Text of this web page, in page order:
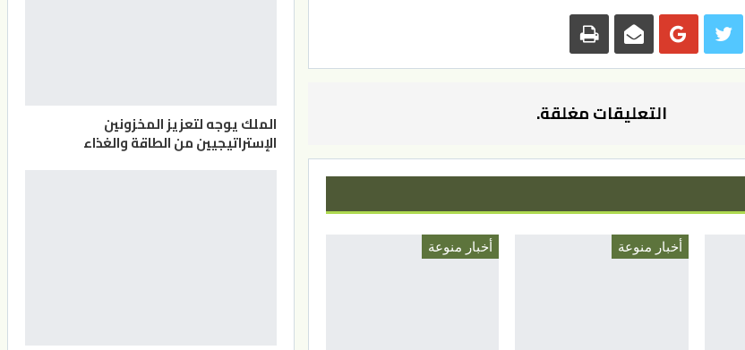
التعليقات مغلقة.
أخبار منوعة أخبار منوعة
الملك يوجه لتعزيز المخزونين
الإستراتيجيين من الطاقة والغذاء